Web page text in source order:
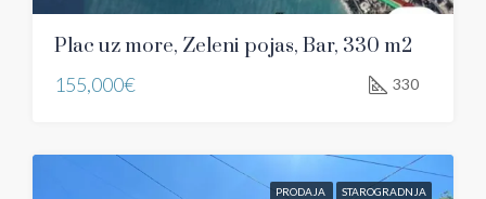
Plac uz more, Zeleni pojas, Bar, 330 m2
155,000€ 330
PRODAJA STAROGRADNJA